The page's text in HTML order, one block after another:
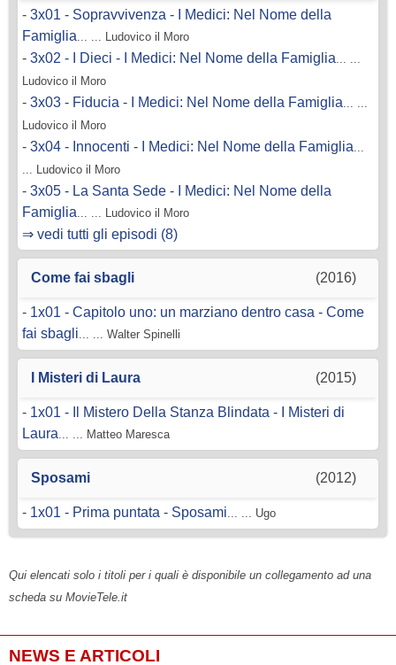
- 3x01 - Sopravvivenza - I Medici: Nel Nome della
Famiglia... ... Ludovico il Moro
- 3x02 - I Dieci - I Medici: Nel Nome della Famiglia... ...
Ludovico il Moro
- 3x03 - Fiducia - I Medici: Nel Nome della Famiglia... ...
Ludovico il Moro
- 3x04 - Innocenti - I Medici: Nel Nome della Famiglia...
... Ludovico il Moro
- 3x05 - La Santa Sede - I Medici: Nel Nome della
Famiglia... ... Ludovico il Moro
⇒ vedi tutti gli episodi (8)
Come fai sbagli (2016)
- 1x01 - Capitolo uno: un marziano dentro casa - Come
fai sbagli... ... Walter Spinelli
I Misteri di Laura (2015)
- 1x01 - Il Mistero Della Stanza Blindata - I Misteri di
Laura... ... Matteo Maresca
Sposami (2012)
- 1x01 - Prima puntata - Sposami... ... Ugo
Qui elencati solo i titoli per i quali è disponibile un collegamento ad una
scheda su MovieTele.it
NEWS E ARTICOLI